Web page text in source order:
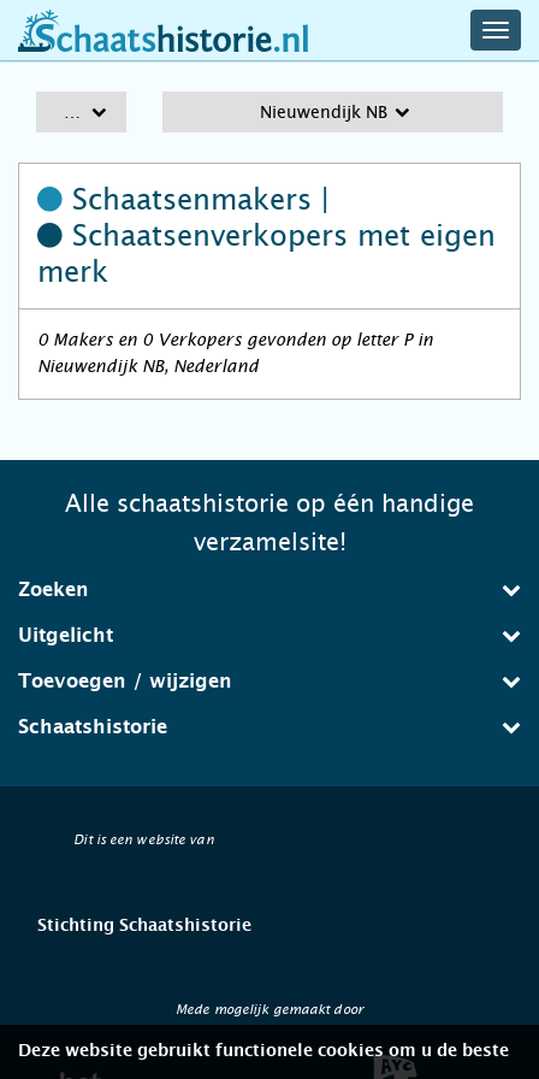
schaatshistorie.nl
Nieuwendijk NB
Schaatsenmakers |
Schaatsenverkopers met eigen
merk
0 Makers en 0 Verkopers gevonden op letter P in
Nieuwendijk NB, Nederland
Alle schaatshistorie op één handige
verzamelsite!
Zoeken
Uitgelicht
Toevoegen / wijzigen
Schaatshistorie
Dit is een website van
Stichting Schaatshistorie
Mede mogelijk gemaakt door
Deze website gebruikt functionele cookies om u de beste